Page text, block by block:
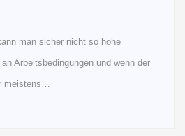
man sicher nicht so hohe
Arbeitsbedingungen und wenn der
meistens…